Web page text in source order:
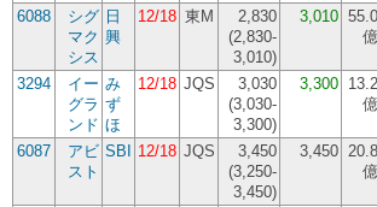
6088
シグ
マク
シス
日
興
12/18 東M
2,830
(2,830-
3,010)
3,010 55.0
億
3294
イー
グラ
ンド
み
ず
ほ
12/18 JQS
3,030
(3,030-
3,300)
3,300 13.2
億
6087
アビ
スト
SBI 12/18 JQS
3,450
(3,250-
3,450)
3,450 20.8
億